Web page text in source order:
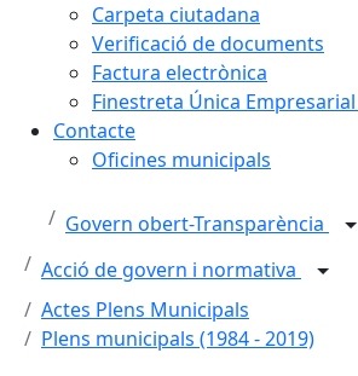
Carpeta ciutadana
Verificació de documents
Factura electrònica
Finestreta Única Empresarial
Contacte
Oficines municipals
Govern obert-Transparència
Acció de govern i normativa
Actes Plens Municipals
Plens municipals (1984 - 2019)